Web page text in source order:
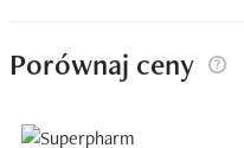
Porównaj ceny